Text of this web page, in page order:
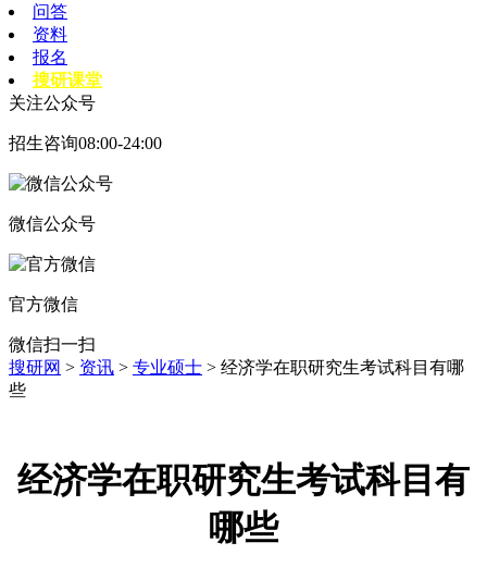
问答
资料
报名
搜研课堂
关注公众号
招生咨询08:00-24:00
微信公众号
官方微信
微信扫一扫
搜研网 > 资讯 > 专业硕士 > 经济学在职研究生考试科目有哪
些
经济学在职研究生考试科目有
哪些